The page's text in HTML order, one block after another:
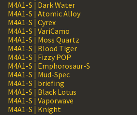
M4A1-S | Dark Water
M4A1-S | Atomic Alloy
M4A1-S | Cyrex
M4A1-S | VariCamo
M4A1-S | Moss Quartz
M4A1-S | Blood Tiger
M4A1-S | Fizzy POP
M4A1-S | Emphorosaur-S
M4A1-S | Mud-Spec
M4A1-S | briefing
M4A1-S | Black Lotus
M4A1-S | Vaporwave
M4A1-S | Knight